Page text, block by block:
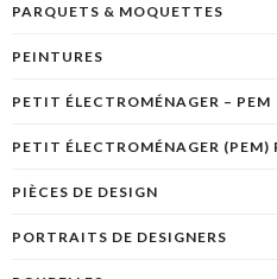
PARQUETS & MOQUETTES
PEINTURES
PETIT ÉLECTROMÉNAGER – PEM
PETIT ÉLECTROMÉNAGER (PEM)
PIÈCES DE DESIGN
PORTRAITS DE DESIGNERS